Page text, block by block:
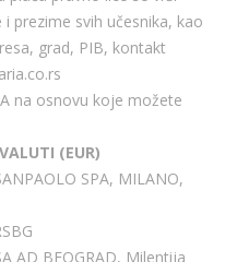
prezime svih učesnika, kao
grad, PIB, kontakt
na osnovu koje možete
(EUR)
SPA, MILANO,
AD BEOGRAD, Milentija